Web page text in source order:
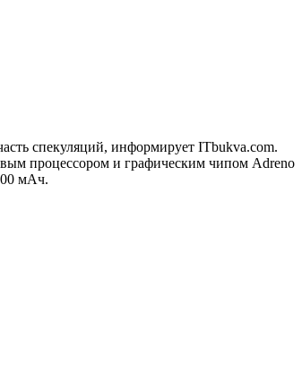
спекуляций, информирует ITbukva.com.
процессором и графическим чипом Adreno
мАч.